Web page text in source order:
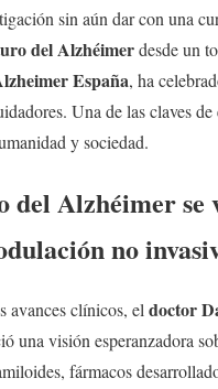
sin aún dar con una
del Alzhéimerdesde un
España, ha
Una de las claves
y sociedad.
del Alzhéimer se
no
avances clínicos, el doctor
una visión esperanzadora
fármacos